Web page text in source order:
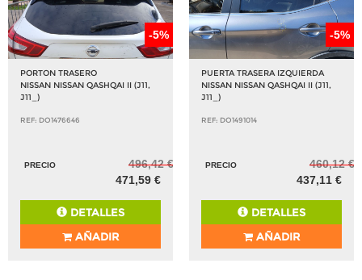
-5%
PORTON TRASERO
NISSAN NISSAN QASHQAI II (J11,
J11_)
REF: DO1476646
PRECIO
496,42 €
471,59 €
DETALLES
AÑADIR
-5%
PUERTA TRASERA IZQUIERDA
NISSAN NISSAN QASHQAI II (J11,
J11_)
REF: DO1491014
PRECIO
460,12 €
437,11 €
DETALLES
AÑADIR